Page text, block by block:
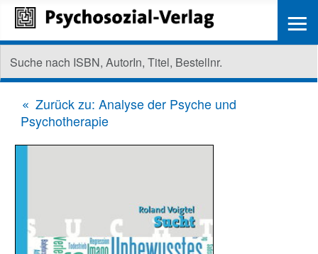
Zurück zu: Analyse der Psyche und
Psychotherapie
≡